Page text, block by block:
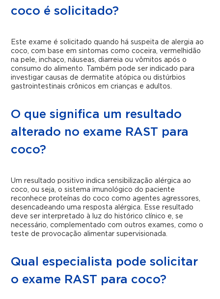
coco é solicitado?
Este exame é solicitado quando há suspeita de alergia ao
coco, com base em sintomas como coceira, vermelhidão
na pele, inchaço, náuseas, diarreia ou vômitos após o
consumo do alimento. Também pode ser indicado para
investigar causas de dermatite atópica ou distúrbios
gastrointestinais crônicos em crianças e adultos.
O que significa um resultado
alterado no exame RAST para
coco?
Um resultado positivo indica sensibilização alérgica ao
coco, ou seja, o sistema imunológico do paciente
reconhece proteínas do coco como agentes agressores,
desencadeando uma resposta alérgica. Esse resultado
deve ser interpretado à luz do histórico clínico e, se
necessário, complementado com outros exames, como o
teste de provocação alimentar supervisionada.
Qual especialista pode solicitar
o exame RAST para coco?